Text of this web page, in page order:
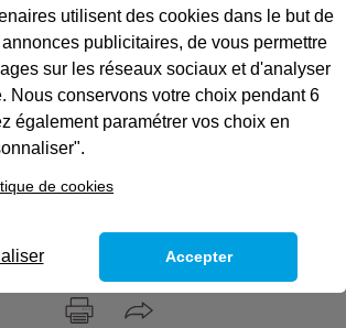
Des entreprises du
Var et de Paca
recrutent en
alternance des
techniciens de
maintenance CVC
(H/F)
utilisent des cookies dans le but de
publicitaires, de vous permettre
sur les réseaux sociaux et d'analyser
Nous conservons votre choix pendant 6
également paramétrer vos choix en
de cookies
Accepter